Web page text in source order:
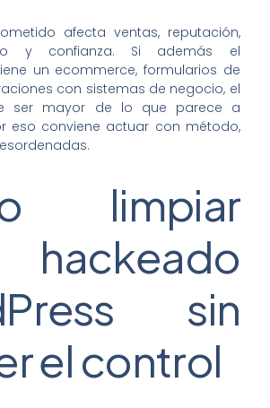
afecta ventas, reputación,
y confianza. Si además el
un ecommerce, formularios de
con sistemas de negocio, el
ser mayor de lo que parece a
eso conviene actuar con método,
limpiar
sin
el control